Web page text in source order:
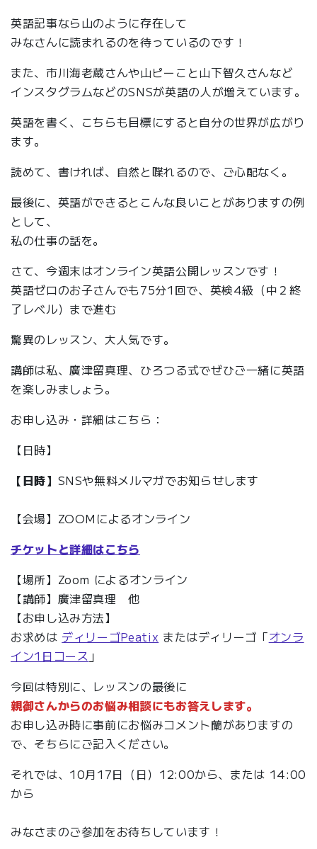
英語記事なら山のように存在して
みなさんに読まれるのを待っているのです！
また、市川海老蔵さんや山ピーこと山下智久さんなど
インスタグラムなどのSNSが英語の人が増えています。
英語を書く、こちらも目標にすると自分の世界が広がり
ます。
読めて、書ければ、自然と喋れるので、ご心配なく。
最後に、英語ができるとこんな良いことがありますの例
として、
私の仕事の話を。
さて、今週末はオンライン英語公開レッスンです！
英語ゼロのお子さんでも75分1回で、英検4級（中２終
了レベル）まで進む
驚異のレッスン、大人気です。
講師は私、廣津留真理、ひろつる式でぜひご一緒に英語
を楽しみましょう。
お申し込み・詳細はこちら：
【日時】
【日時】 SNSや無料メルマガでお知らせします
【会場】ZOOMによるオンライン
チケットと詳細はこちら
【場所】Zoom によるオンライン
【講師】廣津留真理 他
【お申し込み方法】
お求めは ディリーゴPeatix またはディリーゴ「オンラ
イン1日コース 」
今回は特別に、レッスンの最後に
親御さんからのお悩み相談にもお答えします。
お申し込み時に事前にお悩みコメント蘭がありますの
で、そちらにご記入ください。
それでは、10月17日（日）12:00から、または 14:00
から
みなさまのご参加をお待ちしています！